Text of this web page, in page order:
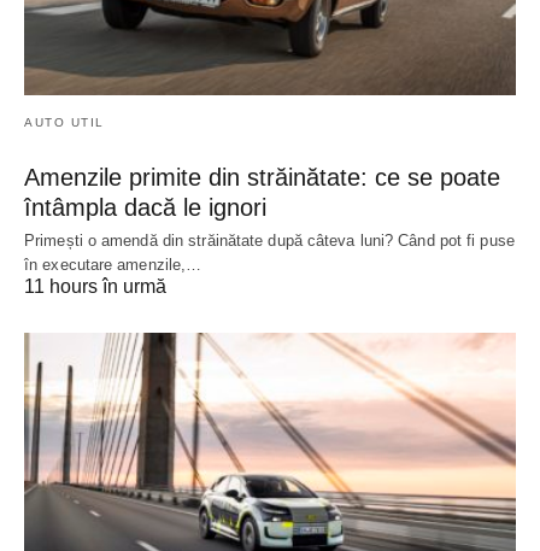
AUTO UTIL
Amenzile primite din străinătate: ce se poate
întâmpla dacă le ignori
Primești o amendă din străinătate după câteva luni? Când pot fi puse
în executare amenzile,…
11 hours în urmă